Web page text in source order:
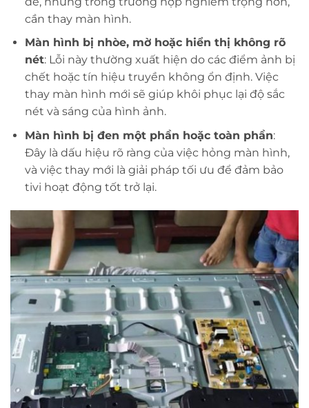
cần thay màn hình.
Màn hình bị nhòe, mờ hoặc hiển thị không rõ
nét: Lỗi này thường xuất hiện do các điểm ảnh bị
chết hoặc tín hiệu truyền không ổn định. Việc
thay màn hình mới sẽ giúp khôi phục lại độ sắc
nét và sáng của hình ảnh.
Màn hình bị đen một phần hoặc toàn phần:
Đây là dấu hiệu rõ ràng của việc hỏng màn hình,
và việc thay mới là giải pháp tối ưu để đảm bảo
tivi hoạt động tốt trở lại.